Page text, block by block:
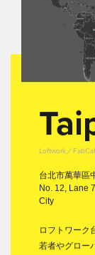
Loftwork／
台北市萬華
No. 12, Lane
City
ロフトワーク
若者やグロー